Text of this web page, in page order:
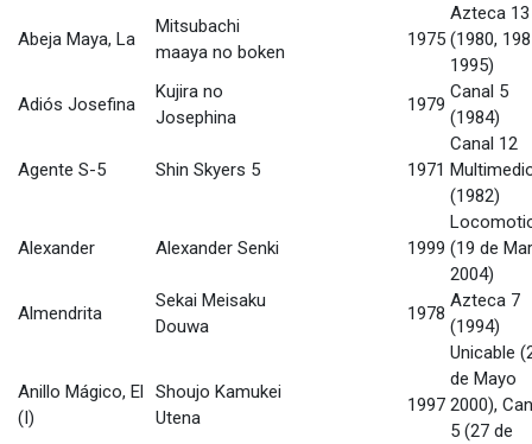
Abeja Maya, La
Mitsubachi
maaya no boken
1975
Azteca 13
(1980,
1995)
Adiós Josefina
Kujira no
Josephina
1979
Canal 5
(1984)
Agente S-5 Shin Skyers 5 1971
Canal 12
(1982)
Alexander Alexander Senki 1999 (19 de
2004)
Almendrita
Sekai Meisaku
Douwa
1978
Azteca 7
(1994)
Anillo Mágico, El
(I)
Shoujo Kamukei
Utena
1997
Unicable
de Mayo
2000),
5 (27 de